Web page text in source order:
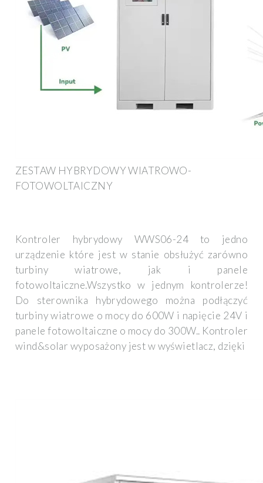
ZESTAW HYBRYDOWY WIATROWO-
FOTOWOLTAICZNY
Kontroler hybrydowy WWS06-24 to jedno
urządzenie które jest w stanie obsłużyć zarówno
turbiny wiatrowe, jak i panele
fotowoltaiczne.Wszystko w jednym kontrolerze!
Do sterownika hybrydowego można podłączyć
turbiny wiatrowe o mocy do 600W i napięcie 24V i
panele fotowoltaiczne o mocy do 300W.. Kontroler
wind&solar wyposażony jest w wyświetlacz, dzięki